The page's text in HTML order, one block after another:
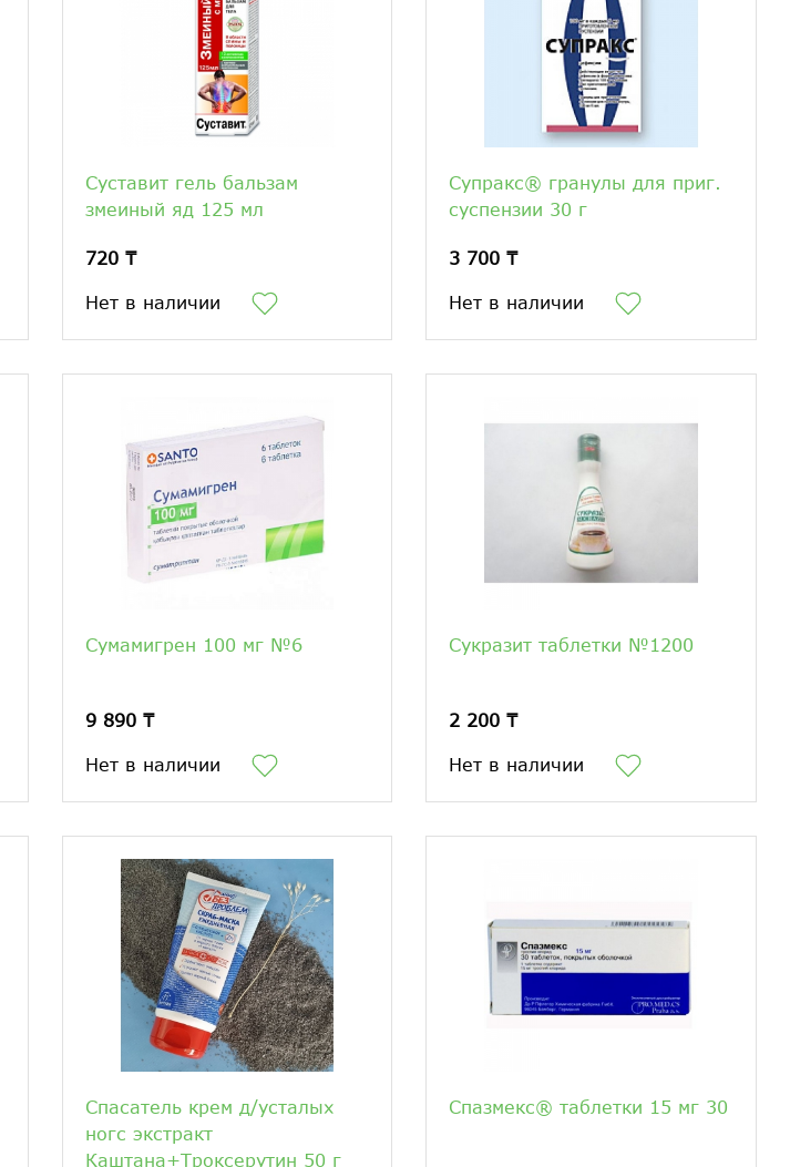
Суставит гель бальзам
змеиный яд 125 мл
720 ₸
Нет в наличии
Супракс® гранулы для приг.
суспензии 30 г
3 700 ₸
Нет в наличии
Сумамигрен 100 мг №6
9 890 ₸
Нет в наличии
Сукразит таблетки №1200
2 200 ₸
Нет в наличии
Спасатель крем д/усталых
ногс экстракт
Каштана+Троксерутин 50 г
Спазмекс® таблетки 15 мг 30